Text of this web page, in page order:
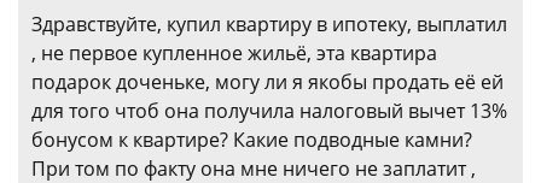
Здравствуйте, купил квартиру в ипотеку, выплатил
, не первое купленное жильё, эта квартира
подарок доченьке, могу ли я якобы продать её ей
для того чтоб она получила налоговый вычет 13%
бонусом к квартире? Какие подводные камни?
При том по факту она мне ничего не заплатит ,